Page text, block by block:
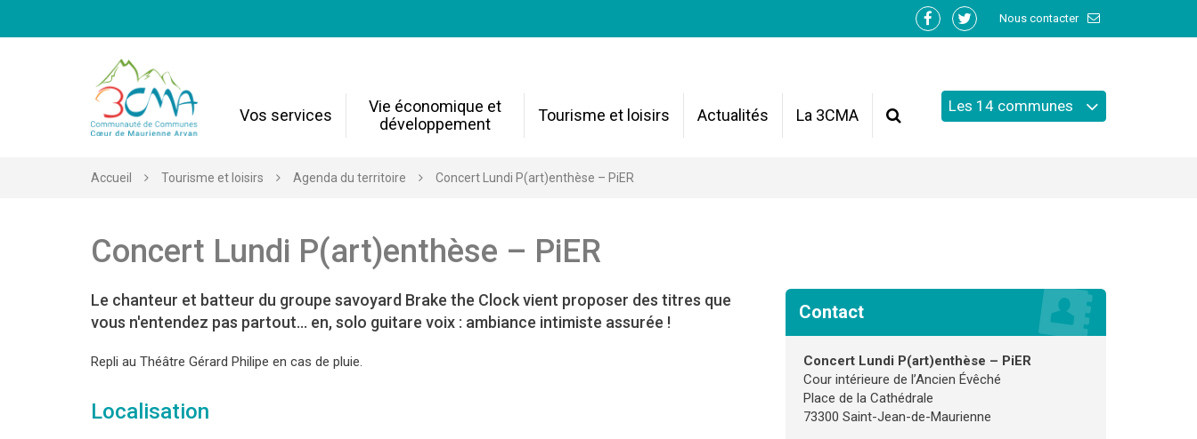
Nous contacter
Lien
Facebook
Lien
Twitter
Vos services
Vie économique et
développement
Tourisme et loisirs Actualités La 3CMA Recherche
Les 14 communes
Accueil Tourisme et loisirs Agenda du territoire Concert Lundi P(art)enthèse – PiER
Concert Lundi P(art)enthèse – PiER
Le chanteur et batteur du groupe savoyard Brake the Clock vient proposer des titres que
vous n'entendez pas partout... en, solo guitare voix : ambiance intimiste assurée !
Repli au Théâtre Gérard Philipe en cas de pluie.
Localisation
Contact
Concert Lundi P(art)enthèse – PiER
Cour intérieure de l’Ancien Évêché
Place de la Cathédrale
73300 Saint-Jean-de-Maurienne